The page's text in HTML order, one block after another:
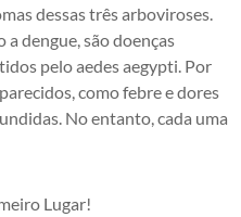
dessas três arboviroses.
a dengue, são doenças
pelo aedes aegypti. Por
como febre e dores
No entanto, cada uma
Lugar!